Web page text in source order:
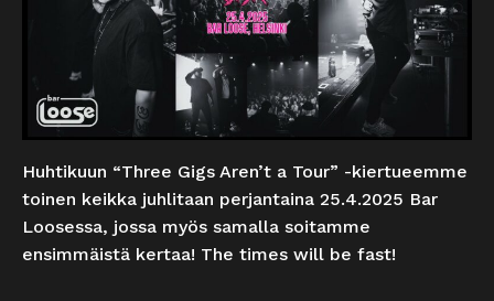
Huhtikuun “Three Gigs Aren’t a Tour” -kiertueemme
toinen keikka juhlitaan perjantaina 25.4.2025 Bar
Loosessa, jossa myös samalla soitamme
ensimmäistä kertaa! The times will be fast!